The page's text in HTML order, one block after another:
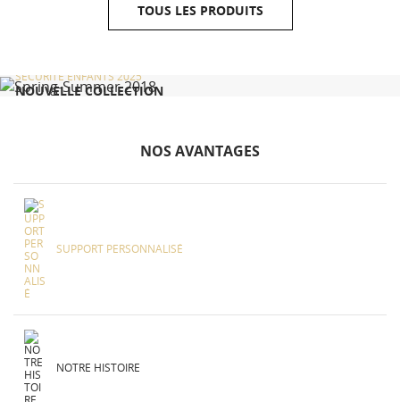
TOUS LES PRODUITS
SÉCURITÉ ENFANTS 2025
NOUVELLE COLLECTION
NOS AVANTAGES
SUPPORT PERSONNALISÉ
NOTRE HISTOIRE